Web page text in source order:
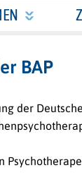
BAP
der